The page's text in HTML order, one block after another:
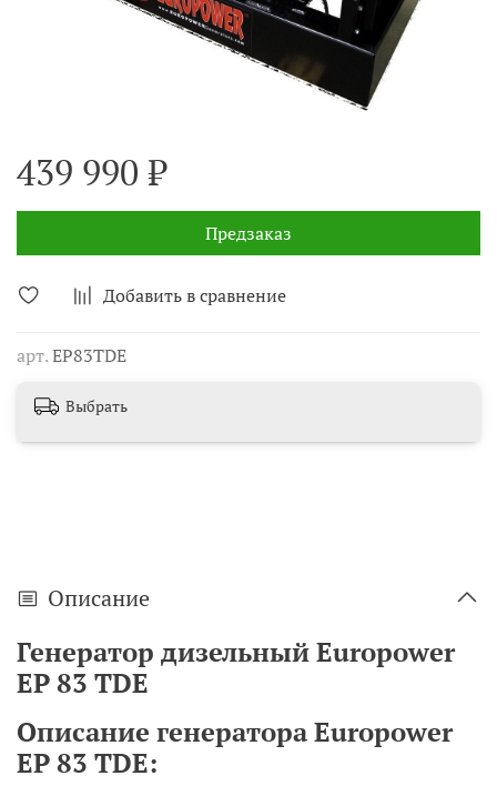
Добавить в сравнение
арт.EP83TDE
439 990 ₽
Предзаказ
Выбрать
Описание
Генератор дизельный Europower
EP 83 TDE
Описание генератора Europower
EP 83 TDE: